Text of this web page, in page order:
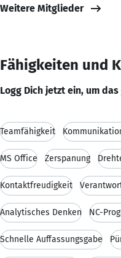
Weitere Mitglieder
Fähigkeiten und
Logg Dich jetzt ein, um
Teamfähigkeit
MS Office Zerspanung
Kontaktfreudigkeit
Analytisches Denken NC-
Schnelle Auffassungsgabe